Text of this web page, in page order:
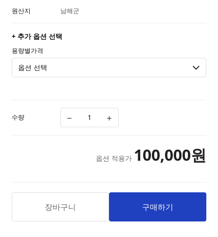
원산지
남해군
+ 추가 옵션 선택
용량별가격
수량
옵션 적용가 100,000원
장바구니 구매하기